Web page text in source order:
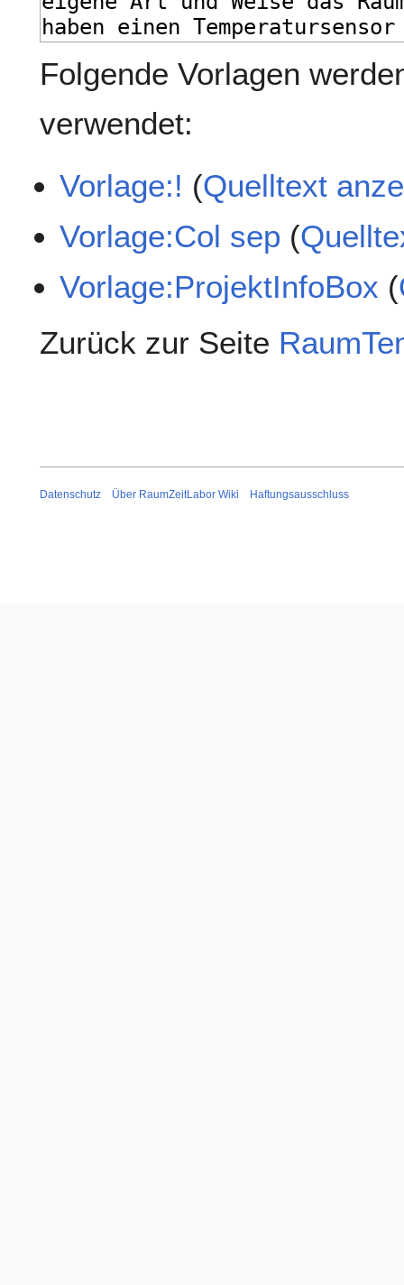
Folgende Vorlagen
verwendet:
Vorlage:! (Quelltext
Vorlage:Col sep (
Vorlage:ProjektInfoBox (
Zurück zur Seite
Datenschutz Über RaumZeitLabor Wiki Haftungsausschluss